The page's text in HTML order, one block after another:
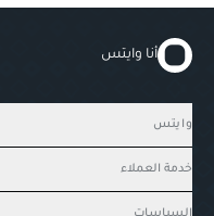
أنا وايتس
وايتس
خدمة العملاء